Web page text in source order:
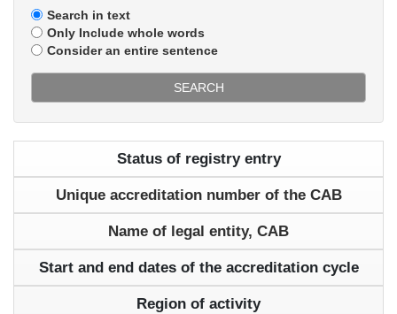
Search in text
Only Include whole words
Consider an entire sentence
SEARCH
Status of registry entry
Unique accreditation number of the CAB
Name of legal entity, CAB
Start and end dates of the accreditation cycle
Region of activity